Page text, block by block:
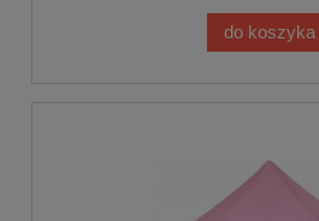
do koszyka